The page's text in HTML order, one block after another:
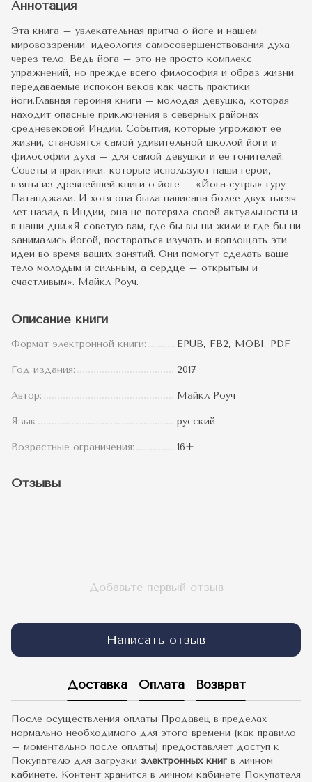
Аннотация
Эта книга – увлекательная притча о йоге и нашем
мировоззрении, идеология самосовершенствования духа
через тело. Ведь йога – это не просто комплекс
упражнений, но прежде всего философия и образ жизни,
передаваемые испокон веков как часть практики
йоги.Главная героиня книги – молодая девушка, которая
находит опасные приключения в северных районах
средневековой Индии. События, которые угрожают ее
жизни, становятся самой удивительной школой йоги и
философии духа – для самой девушки и ее гонителей.
Советы и практики, которые используют наши герои,
взяты из древнейшей книги о йоге – «Йога-сутры» гуру
Патанджали. И хотя она была написана более двух тысяч
лет назад в Индии, она не потеряла своей актуальности и
в наши дни.«Я советую вам, где бы вы ни жили и где бы ни
занимались йогой, постараться изучать и воплощать эти
идеи во время ваших занятий. Они помогут сделать ваше
тело молодым и сильным, а сердце – открытым и
счастливым». Майкл Роуч.
Описание книги
Формат электронной книги: EPUB, FB2, MOBI, PDF
Год издания: 2017
Автор: Майкл Роуч
Язык русский
Возрастные ограничения: 16+
Отзывы
Добавьте первый отзыв
Написать отзыв
Доставка Оплата Возврат
После осуществления оплаты Продавец в пределах
нормально необходимого для этого времени (как правило
– моментально после оплаты) предоставляет доступ к
Покупателю для загрузки электронных книг в личном
кабинете. Контент хранится в личном кабинете Покупателя